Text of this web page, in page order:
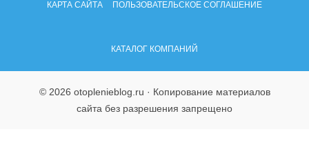
КАРТА САЙТА ПОЛЬЗОВАТЕЛЬСКОЕ СОГЛАШЕНИЕ
КАТАЛОГ КОМПАНИЙ
© 2026 otoplenieblog.ru · Копирование материалов
сайта без разрешения запрещено